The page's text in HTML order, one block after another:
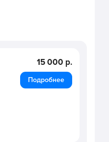
15 000 р.
Подробнее